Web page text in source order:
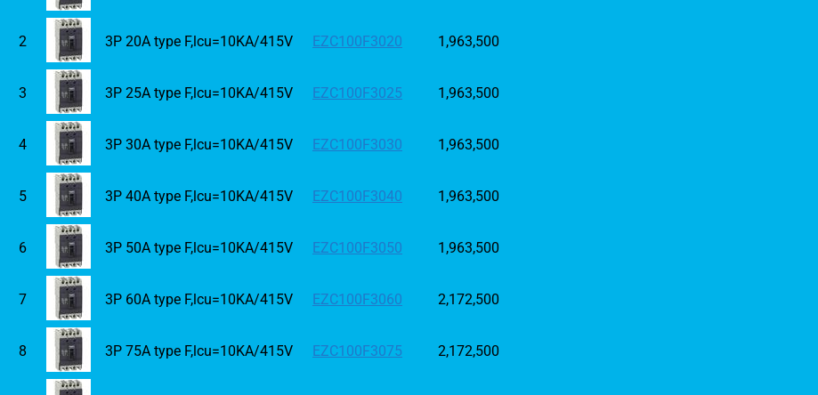
2 3P 20A type F,lcu=10KA/415V EZC100F3020 1,963,500
3 3P 25A type F,lcu=10KA/415V EZC100F3025 1,963,500
4 3P 30A type F,lcu=10KA/415V EZC100F3030 1,963,500
5 3P 40A type F,lcu=10KA/415V EZC100F3040 1,963,500
6 3P 50A type F,lcu=10KA/415V EZC100F3050 1,963,500
7 3P 60A type F,lcu=10KA/415V EZC100F3060 2,172,500
8 3P 75A type F,lcu=10KA/415V EZC100F3075 2,172,500